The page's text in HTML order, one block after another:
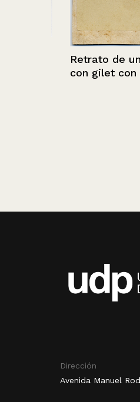
Retrato de un
con gilet con
Dirección
Avenida Manuel